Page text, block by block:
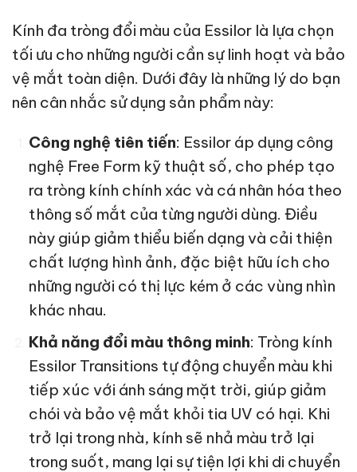
Kính đa tròng đổi màu của Essilor là lựa chọn
tối ưu cho những người cần sự linh hoạt và bảo
vệ mắt toàn diện. Dưới đây là những lý do bạn
nên cân nhắc sử dụng sản phẩm này:
Công nghệ tiên tiến: Essilor áp dụng công
nghệ Free Form kỹ thuật số, cho phép tạo
ra tròng kính chính xác và cá nhân hóa theo
thông số mắt của từng người dùng. Điều
này giúp giảm thiểu biến dạng và cải thiện
chất lượng hình ảnh, đặc biệt hữu ích cho
những người có thị lực kém ở các vùng nhìn
khác nhau.
Khả năng đổi màu thông minh: Tròng kính
Essilor Transitions tự động chuyển màu khi
tiếp xúc với ánh sáng mặt trời, giúp giảm
chói và bảo vệ mắt khỏi tia UV có hại. Khi
trở lại trong nhà, kính sẽ nhả màu trở lại
trong suốt, mang lại sự tiện lợi khi di chuyển